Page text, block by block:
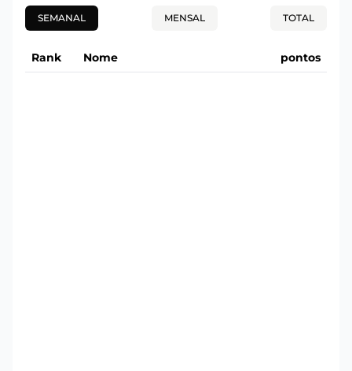
SEMANAL MENSAL TOTAL
Rank Nome pontos